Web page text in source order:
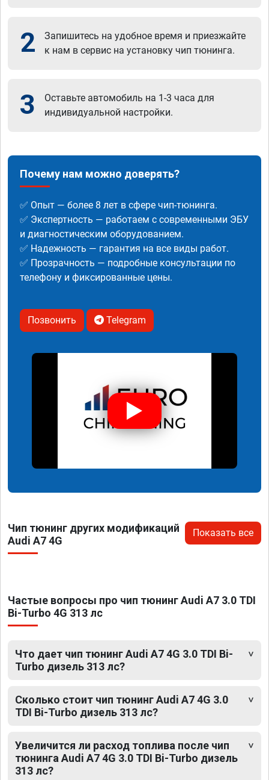
2
Запишитесь на удобное время и приезжайте
к нам в сервис на установку чип тюнинга.
3
Оставьте автомобиль на 1-3 часа для
индивидуальной настройки.
Почему нам можно доверять?
✅ Опыт — более 8 лет в сфере чип-тюнинга.
✅ Экспертность — работаем с современными ЭБУ
и диагностическим оборудованием.
✅ Надежность — гарантия на все виды работ.
✅ Прозрачность — подробные консультации по
телефону и фиксированные цены.
Позвонить Telegram
Чип тюнинг других модификаций
Audi A7 4G
Показать все
Частые вопросы про чип тюнинг Audi A7 3.0 TDI
Bi-Turbo 4G 313 лс
Что дает чип тюнинг Audi A7 4G 3.0 TDI Bi-
Turbo дизель 313 лс?
Сколько стоит чип тюнинг Audi A7 4G 3.0
TDI Bi-Turbo дизель 313 лс?
Увеличится ли расход топлива после чип
тюнинга Audi A7 4G 3.0 TDI Bi-Turbo дизель
313 лс?